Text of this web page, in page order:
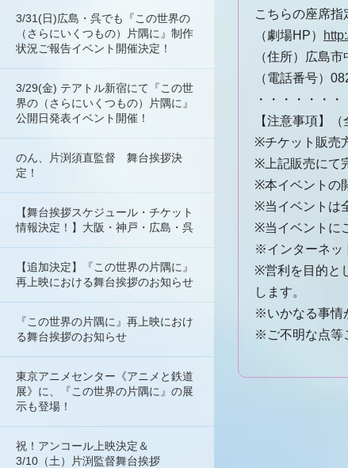
こちらの座席
（劇場HP）
（住所）広島
（電話番号）
・・・・・・
【注意事項】（
※チケット販売
※上記販売にて
※本イベントの
※当イベントは
※当イベントに
※インターネッ
※営利を目的と
します。
※いかなる事情
※ご不明な点等
3/31(日)広島・呉でも『この世界の
（さらにいくつもの）片隅に』制作
状況ご報告イベント開催決定！
3/29(金) テアトル新宿にて『この世
界の（さらにいくつもの）片隅に』
公開日発表イベント開催！
のん、片渕須直監督 舞台挨拶決
定！
【舞台挨拶スケジュール・チケット
情報決定！】大阪・神戸・広島・呉
【追加決定】『この世界の片隅に』
再上映における舞台挨拶のお知らせ
『この世界の片隅に』再上映におけ
る舞台挨拶のお知らせ
東京アニメセンター《アニメと鉄道
展》に、『この世界の片隅に』の展
示も登場！
祝！アンコール上映決定＆
3/10（土）片渕監督舞台挨拶